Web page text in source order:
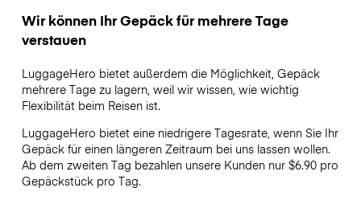
Wir können Ihr Gepäck für mehrere Tage
verstauen
LuggageHero bietet außerdem die Möglichkeit, Gepäck
mehrere Tage zu lagern, weil wir wissen, wie wichtig
Flexibilität beim Reisen ist.
LuggageHero bietet eine niedrigere Tagesrate, wenn Sie Ihr
Gepäck für einen längeren Zeitraum bei uns lassen wollen.
Ab dem zweiten Tag bezahlen unsere Kunden nur $6.90 pro
Gepäckstück pro Tag.